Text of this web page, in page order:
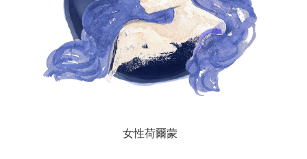
女性荷爾蒙